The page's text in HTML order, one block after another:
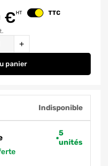
HT Changer le prix
TTC
€
+
panier
Studio de jardin en bois avec
Indisponible
5
unités